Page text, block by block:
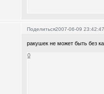
Поделиться2007-06-09 23:42:47
ракушек не может быть без
0